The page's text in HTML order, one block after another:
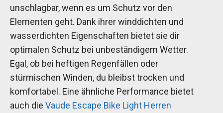
unschlagbar, wenn es um Schutz vor den
Elementen geht. Dank ihrer winddichten und
wasserdichten Eigenschaften bietet sie dir
optimalen Schutz bei unbeständigem Wetter.
Egal, ob bei heftigen Regenfällen oder
stürmischen Winden, du bleibst trocken und
komfortabel. Eine ähnliche Performance bietet
auch die Vaude Escape Bike Light Herren